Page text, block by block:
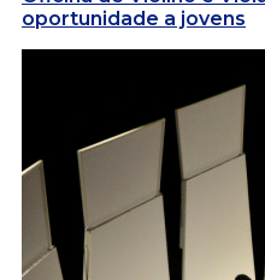
oportunidade a jovens